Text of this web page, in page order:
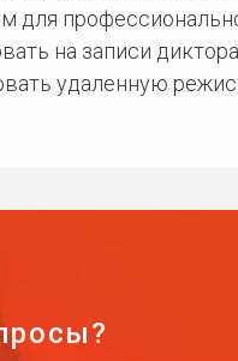
на записи
удаленную